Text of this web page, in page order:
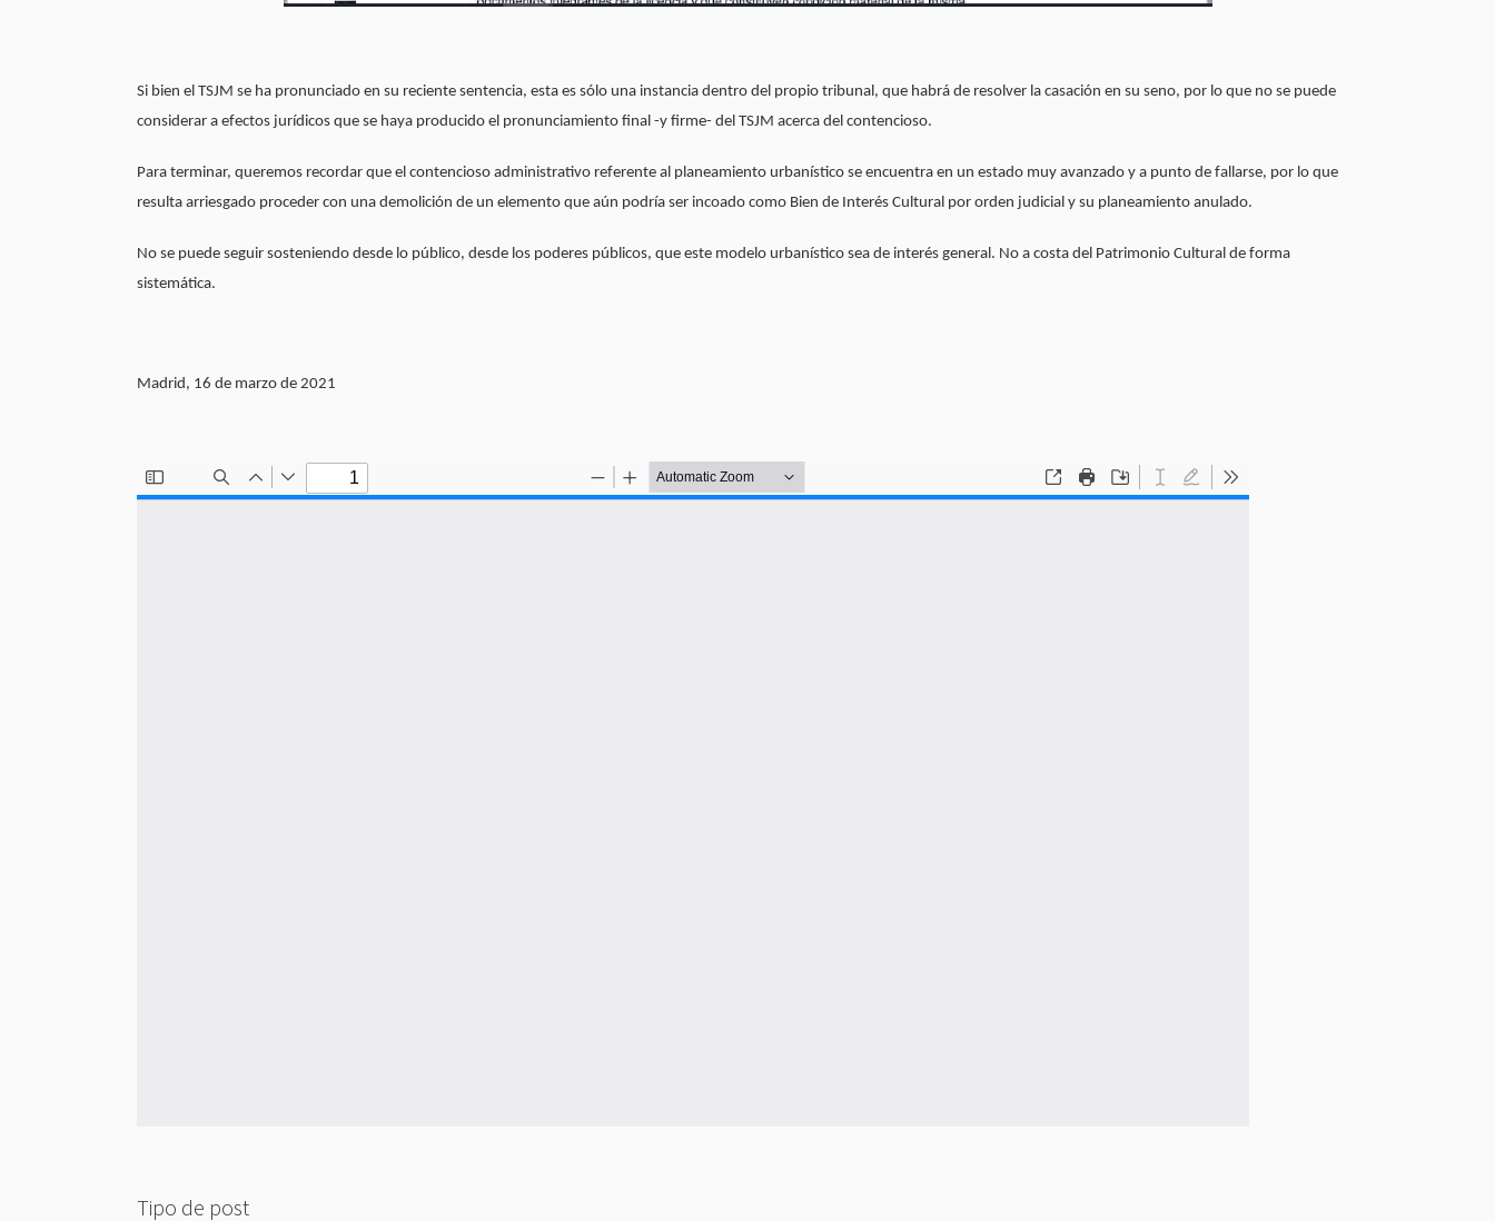
Si bien el TSJM se ha pronunciado en su reciente sentencia, esta es sólo una instancia dentro del propio tribunal, que habrá de resolver la casación en su seno, por lo que no se puede
considerar a efectos jurídicos que se haya producido el pronunciamiento final -y firme- del TSJM acerca del contencioso.
Para terminar, queremos recordar que el contencioso administrativo referente al planeamiento urbanístico se encuentra en un estado muy avanzado y a punto de fallarse, por lo que
resulta arriesgado proceder con una demolición de un elemento que aún podría ser incoado como Bien de Interés Cultural por orden judicial y su planeamiento anulado.
No se puede seguir sosteniendo desde lo público, desde los poderes públicos, que este modelo urbanístico sea de interés general. No a costa del Patrimonio Cultural de forma
sistemática.
Madrid, 16 de marzo de 2021
Tipo de post